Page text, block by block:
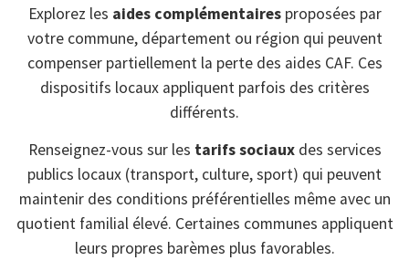
Explorez les aides complémentairesproposées par
votre commune, département ou région qui peuvent
compenser partiellement la perte des aides CAF. Ces
dispositifs locaux appliquent parfois des critères
différents.
Renseignez-vous sur les tarifs sociauxdes services
publics locaux (transport, culture, sport) qui peuvent
maintenir des conditions préférentielles même avec un
quotient familial élevé. Certaines communes appliquent
leurs propres barèmes plus favorables.